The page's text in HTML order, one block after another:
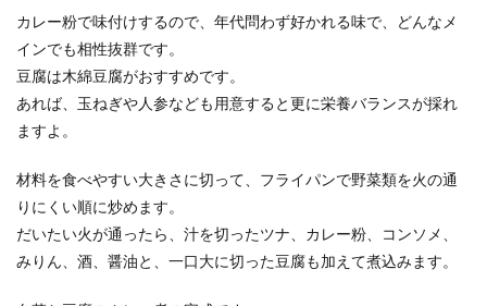
カレー粉で味付けするので、年代問わず好かれる味で、どんなメ
インでも相性抜群です。
豆腐は木綿豆腐がおすすめです。
あれば、玉ねぎや人参なども用意すると更に栄養バランスが採れ
ますよ。
材料を食べやすい大きさに切って、フライパンで野菜類を火の通
りにくい順に炒めます。
だいたい火が通ったら、汁を切ったツナ、カレー粉、コンソメ、
みりん、酒、醤油と、一口大に切った豆腐も加えて煮込みます。